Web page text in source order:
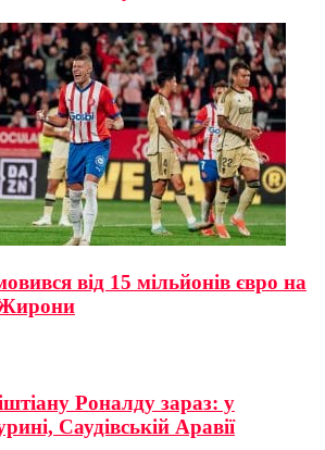
від 15 мільйонів євро на
Жирони
Роналду зараз: у
Саудівській Аравії